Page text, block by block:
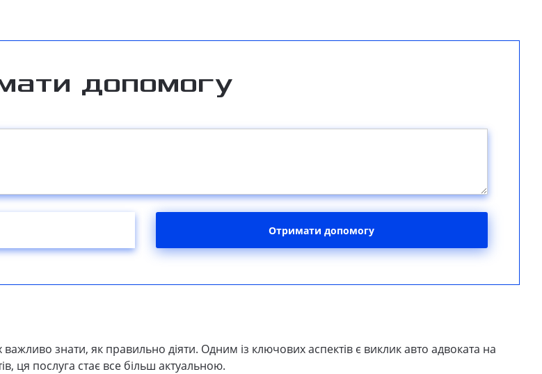
допомогу
Отримати допомогу
знати, як правильно діяти. Одним із ключових аспектів є виклик авто адвоката на
ця послуга стає все більш актуальною.